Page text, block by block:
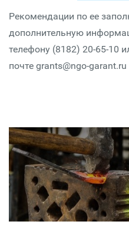
Рекомендации по ее
дополнительную
телефону (8182) 20-65-10
почте grants@ngo-garant.ru